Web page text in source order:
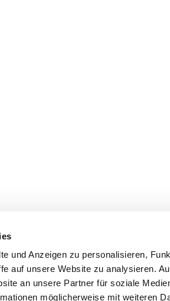
und Anzeigen zu personalisieren,
auf unsere Website zu analysieren.
an unsere Partner für soziale
möglicherweise mit weiteren